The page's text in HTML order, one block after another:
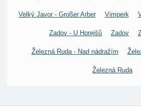
Velký Javor - Großer Arber Vimperk
Zadov - U Horejšů Zadov
Železná Ruda - Nad nádražím
Železná Ruda